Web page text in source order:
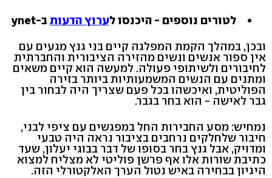
לטורים נוספים - היכנסו לערוץ הדעותב-ynet
ובכן, במהלך הקמת המפלגה קיים בני גנץ מגעים עם
אין ספור אנשים ונשים מהזירה הציבורית והחברתית
לחיבורים ולשיתופי פעולה. למעשה הוא קיים משאים
ומתנים עם הנשים המשמעותיות ביותר בזירה
הפוליטית, ואיכשהו בכל פעם שצריך היה לבחור בין
גבר לאישה - הוא בחר בגבר.
נמחיש: מסע החבירות החל במפגשים עם ציפי לבני,
חיבור שלחלקים נרחבים בציבור נראה היה טבעי
ומדויק, אבל גנץ בחר בסופו של דבר בבוגי יעלון, שעד
כתיבת שורות אלו אף פרשן פוליטי לא מצליח למצוא
היגיון בבחירה באיש נטול הערך האלקטורלי הזה.